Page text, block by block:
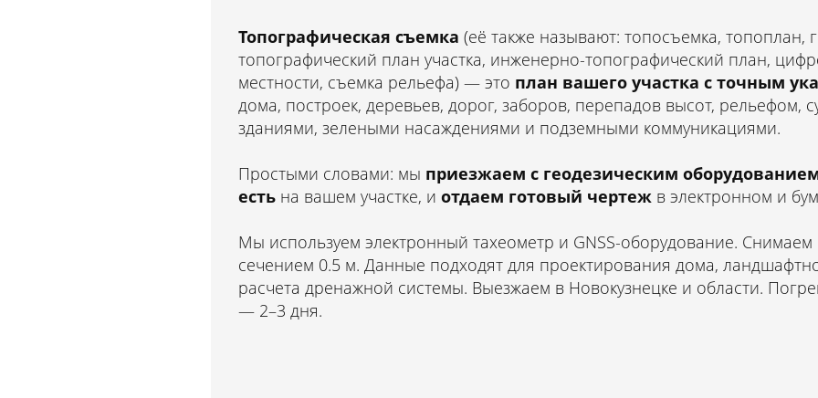
Топографическая съёмка
земельного участка в
Новокузнецке и области
Стоимость — от 7 990 ₽ до 10 соток
Ответьте на 5 простых
и получите скидку
Топографическая съемка (её также называют: топосъемка, топоплан,
топографический план участка, инженерно-топографический план,
местности, съемка рельефа) — это план вашего участка с точным
дома, построек, деревьев, дорог, заборов, перепадов высот, рельефом,
зданиями, зелеными насаждениями и подземными коммуникациями.
Простыми словами: мы приезжаем с геодезическим
естьна вашем участке, и отдаем готовый чертеж в электронном и
Мы используем электронный тахеометр и GNSS-оборудование.
сечением 0.5 м. Данные подходят для проектирования дома,
расчета дренажной системы. Выезжаем в Новокузнецке и области.
— 2–3 дня.